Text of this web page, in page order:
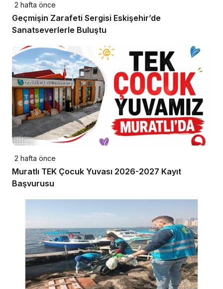
2 hafta önce
Geçmişin Zarafeti Sergisi Eskişehir’de
Sanatseverlerle Buluştu
2 hafta önce
Muratlı TEK Çocuk Yuvası 2026-2027 Kayıt
Başvurusu